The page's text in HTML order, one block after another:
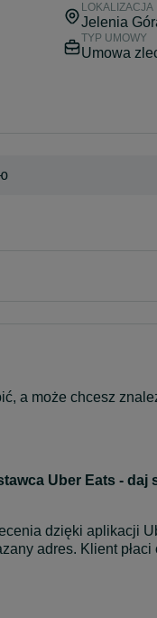
LOKALIZACJA
Jelenia
TYP UMOWY
Umowa
a może chcesz
Uber Eats -
dzięki aplikacji
adres. Klient